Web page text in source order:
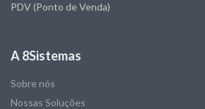
PDV (Ponto de Venda)
A 8Sistemas
Sobre nós
Nossas Soluções